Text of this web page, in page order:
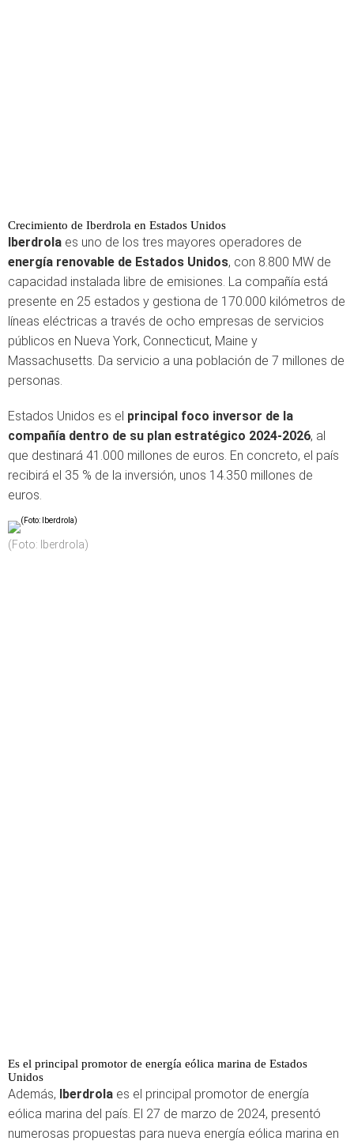
Crecimiento de Iberdrola en Estados Unidos
Iberdrola es uno de los tres mayores operadores de
energía renovable de Estados Unidos, con 8.800 MW de
capacidad instalada libre de emisiones. La compañía está
presente en 25 estados y gestiona de 170.000 kilómetros de
líneas eléctricas a través de ocho empresas de servicios
públicos en Nueva York, Connecticut, Maine y
Massachusetts. Da servicio a una población de 7 millones de
personas.
Estados Unidos es el principal foco inversor de la
compañía dentro de su plan estratégico 2024-2026, al
que destinará 41.000 millones de euros. En concreto, el país
recibirá el 35 % de la inversión, unos 14.350 millones de
euros.
(Foto: Iberdrola)
Es el principal promotor de energía eólica marina de Estados
Unidos
Además, Iberdrola es el principal promotor de energía
eólica marina del país. El 27 de marzo de 2024, presentó
numerosas propuestas para nueva energía eólica marina en